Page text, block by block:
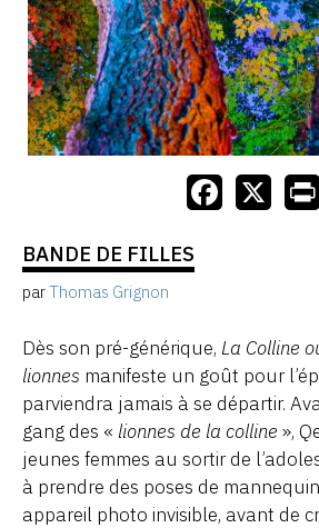
BANDE DE FILLES
parThomas Grignon
Dès son pré-générique, La Colline
lionnes manifeste un goût pour
parviendra jamais à se départir.
gang des « lionnes de la colline »,
jeunes femmes au sortir de
à prendre des poses de
appareil photo invisible, avant de